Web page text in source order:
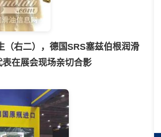
（右二），德国SRS塞兹伯根润滑
在展会现场亲切合影